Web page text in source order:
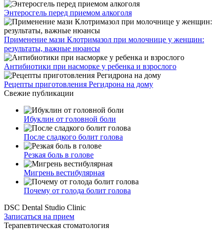
Энтеросгель перед приемом алкоголя
Применение мази Клотримазол при молочнице у женщин:
результаты, важные нюансы
Антибиотики при насморке у ребенка и взрослого
Рецепты приготовления Регидрона на дому
Свежие публикации
Ибуклин от головной боли
После сладкого болит голова
Резкая боль в голове
Мигрень вестибулярная
Почему от голода болит голова
DSC Dental Studio Clinic
Записаться на прием
Терапевтическая стоматология